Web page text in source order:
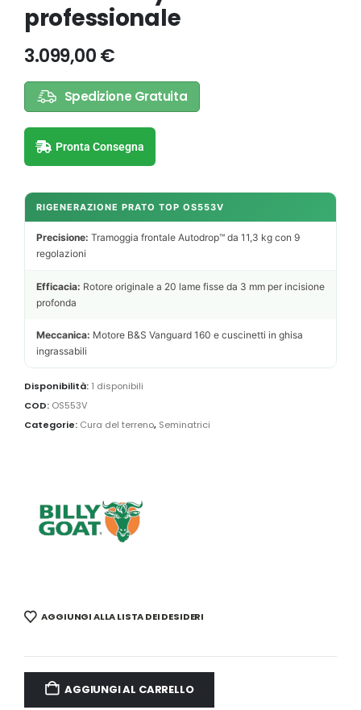
professionale
3.099,00€
Spedizione Gratuita
Pronta Consegna
RIGENERAZIONE PRATO TOP OS553V
Precisione: Tramoggia frontale Autodrop™ da 11,3 kg con 9
regolazioni
Efficacia: Rotore originale a 20 lame fisse da 3 mm per incisione
profonda
Meccanica: Motore B&S Vanguard 160 e cuscinetti in ghisa
ingrassabili
Disponibilità: 1 disponibili
COD: OS553V
Categorie: Cura del terreno, Seminatrici
AGGIUNGI ALLA LISTA DEI DESIDERI
AGGIUNGI AL CARRELLO